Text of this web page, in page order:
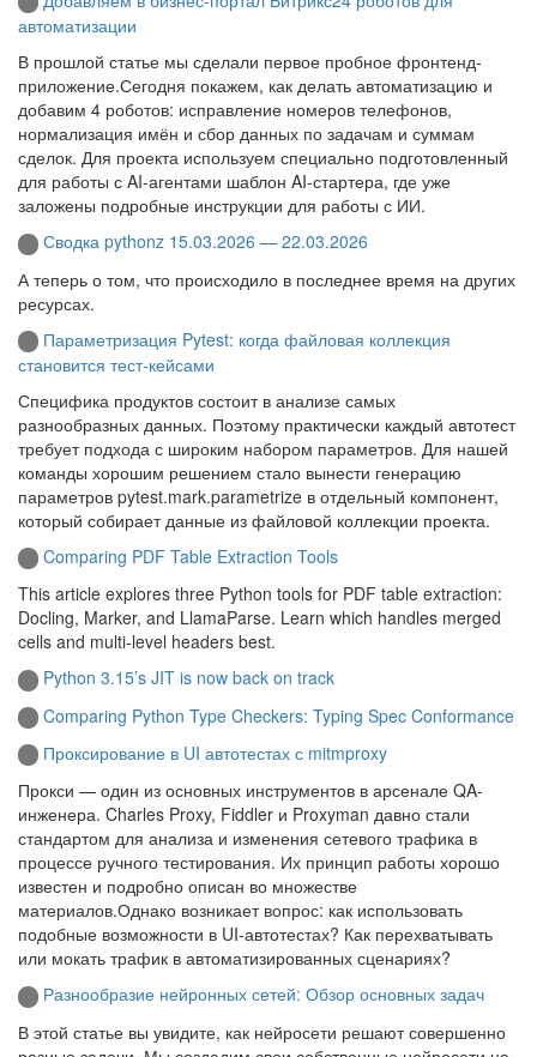
автоматизации
В прошлой статье мы сделали первое пробное фронтенд-
приложение.Сегодня покажем, как делать автоматизацию и
добавим 4 роботов: исправление номеров телефонов,
нормализация имён и сбор данных по задачам и суммам
сделок. Для проекта используем специально подготовленный
для работы с AI-агентами шаблон AI-стартера, где уже
заложены подробные инструкции для работы с ИИ.
Сводка pythonz 15.03.2026 — 22.03.2026
А теперь о том, что происходило в последнее время на других
ресурсах.
Параметризация Pytest: когда файловая коллекция
становится тест-кейсами
Специфика продуктов состоит в анализе самых
разнообразных данных. Поэтому практически каждый автотест
требует подхода с широким набором параметров. Для нашей
команды хорошим решением стало вынести генерацию
параметров pytest.mark.parametrize в отдельный компонент,
который собирает данные из файловой коллекции проекта.
Comparing PDF Table Extraction Tools
This article explores three Python tools for PDF table extraction:
Docling, Marker, and LlamaParse. Learn which handles merged
cells and multi-level headers best.
Python 3.15’s JIT is now back on track
Comparing Python Type Checkers: Typing Spec Conformance
Проксирование в UI автотестах с mitmproxy
Прокси — один из основных инструментов в арсенале QA-
инженера. Charles Proxy, Fiddler и Proxyman давно стали
стандартом для анализа и изменения сетевого трафика в
процессе ручного тестирования. Их принцип работы хорошо
известен и подробно описан во множестве
материалов.Однако возникает вопрос: как использовать
подобные возможности в UI-автотестах? Как перехватывать
или мокать трафик в автоматизированных сценариях?
Разнообразие нейронных сетей: Обзор основных задач
В этой статье вы увидите, как нейросети решают совершенно